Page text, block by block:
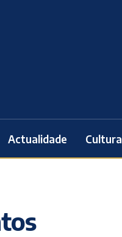
Actualidade Cultura